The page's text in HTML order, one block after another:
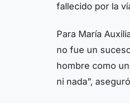
fallecido por la
Para María
no fue un
hombre como
ni nada”,